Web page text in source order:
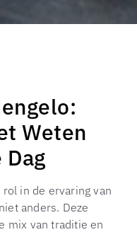
Weten
in de ervaring van
anders. Deze
mix van traditie en